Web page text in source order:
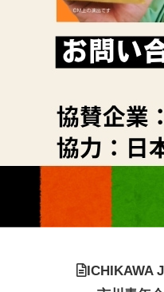
ICHIKAWA